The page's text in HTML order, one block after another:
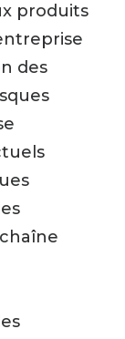
produits
des